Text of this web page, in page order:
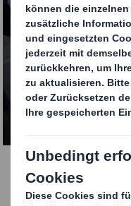
DELTA
Services
DELTA